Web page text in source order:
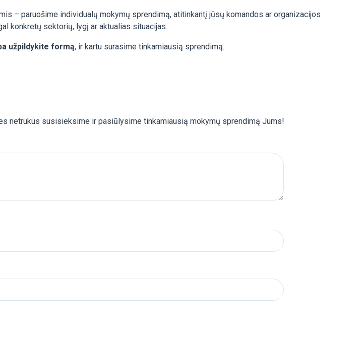
– paruošime individualų mokymų sprendimą, atitinkantį jūsų komandos ar organizacijos
konkretų sektorių, lygį ar aktualias situacijas.
užpildykite formą, ir kartu surasime tinkamiausią sprendimą.
netrukus susisieksime ir pasiūlysime tinkamiausią mokymų sprendimą Jums!